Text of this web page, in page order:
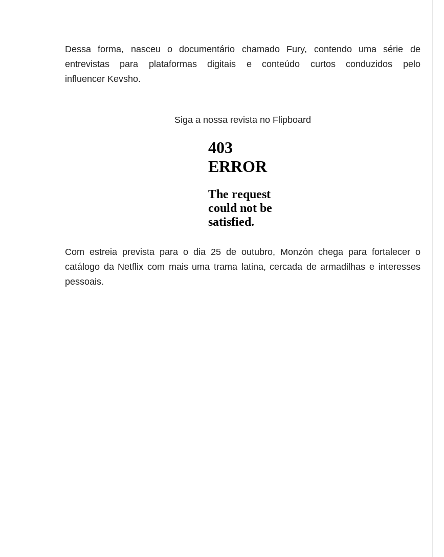
Dessa forma, nasceu o documentário chamado Fury, contendo uma série de
entrevistas para plataformas digitais e conteúdo curtos conduzidos pelo
influencer Kevsho.
Siga a nossa revista no Flipboard
Com estreia prevista para o dia 25 de outubro, Monzón chega para fortalecer o
catálogo da Netflix com mais uma trama latina, cercada de armadilhas e interesses
pessoais.